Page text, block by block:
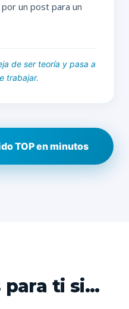
un post para un
de ser teoría y pasa a
trabajar.
TOP en minutos
ti si...